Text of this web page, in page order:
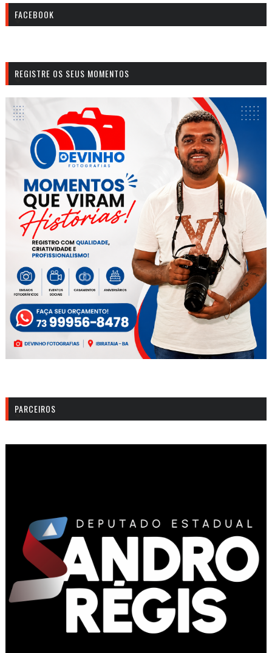
FACEBOOK
REGISTRE OS SEUS MOMENTOS
PARCEIROS